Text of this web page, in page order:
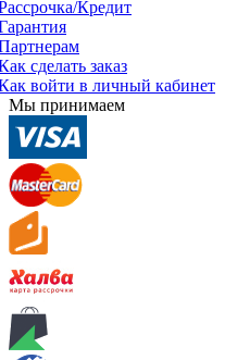
Кредит
сделать заказ
войти в личный кабинет
Мы принимаем